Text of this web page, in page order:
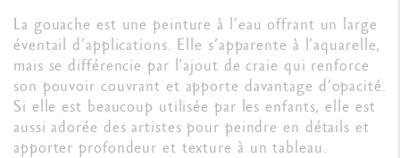
La gouache est une peinture à l’eau offrant un large
éventail d’applications. Elle s’apparente à l’aquarelle,
mais se différencie par l’ajout de craie qui renforce
son pouvoir couvrant et apporte davantage d’opacité.
Si elle est beaucoup utilisée par les enfants, elle est
aussi adorée des artistes pour peindre en détails et
apporter profondeur et texture à un tableau.